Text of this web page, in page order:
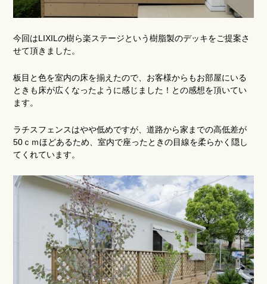
今回はLIXILの樹ら楽ステージという樹脂製のデッキをご提案さ
せて頂きました。
板目と色を室内の床を揃えたので、お客様からもお部屋にいる
ときも床が広くなったように感じました！との感想を頂いてい
ます。
ラチスフェンスはやや低めですが、道路から家までの高低差が
50ｃｍほどあるため、室内で座ったときの目線を柔らかく隠し
てくれています。